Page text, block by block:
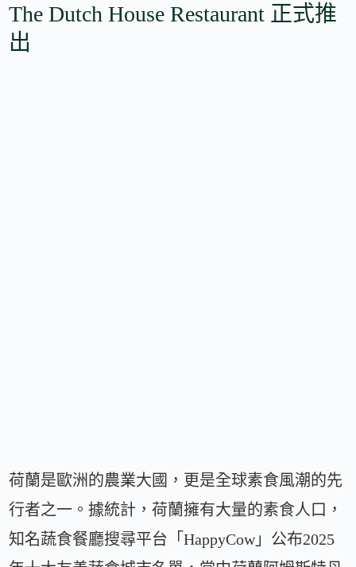
The Dutch House Restaurant 正式推
出
荷蘭是歐洲的農業大國，更是全球素食風潮的先
行者之一。據統計，荷蘭擁有大量的素食人口，
知名蔬食餐廳搜尋平台「HappyCow」公布2025